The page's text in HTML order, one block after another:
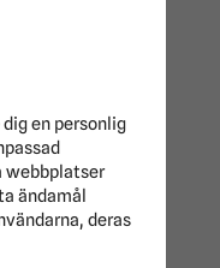
en personlig
webbplatser
ändamål
deras